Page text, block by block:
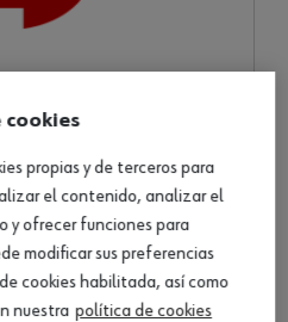
cookies
propias y de terceros para
el contenido, analizar el
y ofrecer funciones para
modificar sus preferencias
cookies habilitada, así como
nuestra política de cookies